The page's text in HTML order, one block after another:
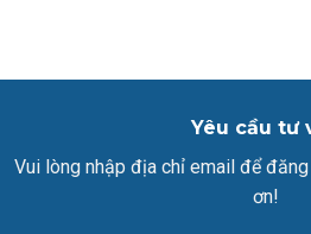
Yêu cầu tư
Vui lòng nhập địa chỉ email để
ơn!